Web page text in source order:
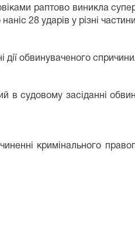
раптово виникла
28 ударів у різні
дії обвинуваченого
в судовому засіданні
кримінального